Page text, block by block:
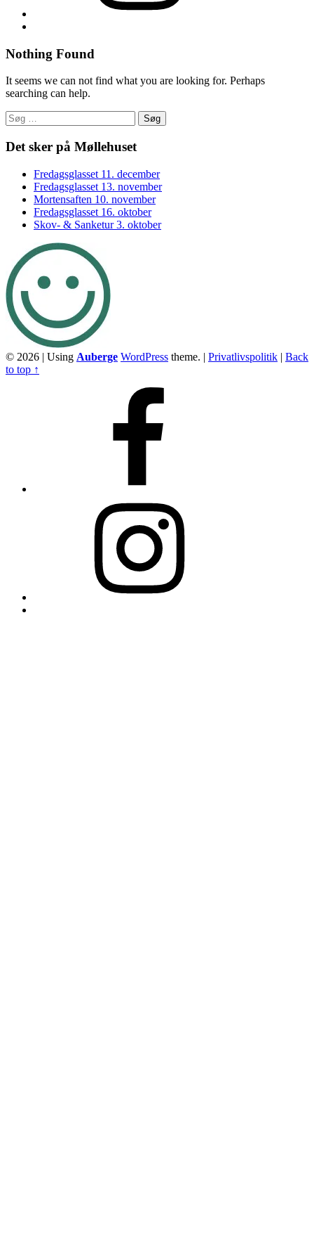
top
Nothing Found
It seems we can not find what you are looking for. Perhaps
searching can help.
Søg
efter:
Footer
sidebar
Det sker på Møllehuset
Fredagsglasset 11. december
Fredagsglasset 13. november
Mortensaften 10. november
Fredagsglasset 16. oktober
Skov- & Sanketur 3. oktober
© 2026 | Using Auberge WordPress theme. | Privatlivspolitik | Back
to top ↑